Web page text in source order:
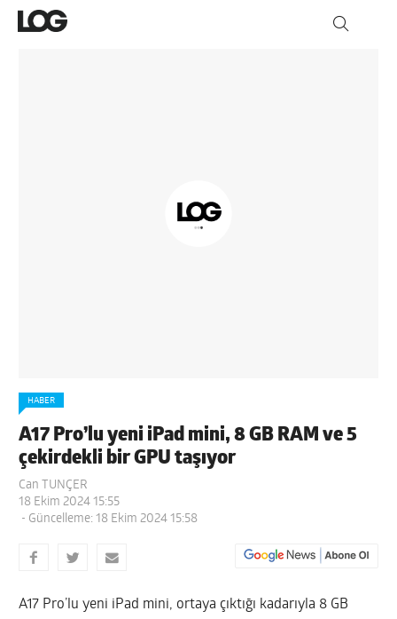
HABER
A17 Pro’lu yeni iPad mini, 8 GB RAM ve 5
çekirdekli bir GPU taşıyor
Can TUNÇER
18 Ekim 2024 15:55
- Güncelleme: 18 Ekim 2024 15:58
A17 Pro’lu yeni iPad mini, ortaya çıktığı kadarıyla 8 GB